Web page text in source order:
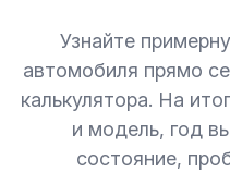
Узнайте
автомобиля прямо
калькулятора. На
и модель, год
состояние,